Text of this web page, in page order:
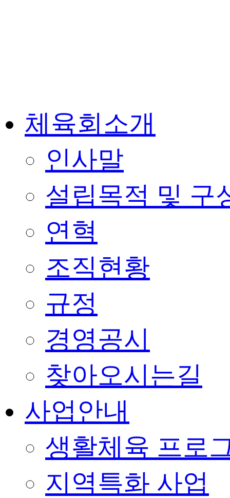
체육회소개
인사말
설립목적 및 구
연혁
조직현황
규정
경영공시
찾아오시는길
사업안내
생활체육 프로
지역특화 사업